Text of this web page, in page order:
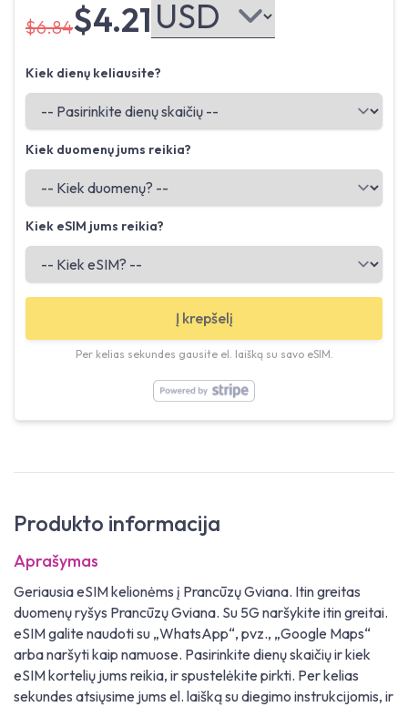
$6.84$4.21
Kiek dienų keliausite?
Kiek duomenų jums reikia?
Kiek eSIM jums reikia?
Į krepšelį
Per kelias sekundes gausite el. laišką su savo eSIM.
Produkto informacija
Aprašymas
Geriausia eSIM kelionėms į Prancūzų Gviana. Itin greitas
duomenų ryšys Prancūzų Gviana. Su 5G naršykite itin greitai.
eSIM galite naudoti su „WhatsApp“, pvz., „Google Maps“
arba naršyti kaip namuose. Pasirinkite dienų skaičių ir kiek
eSIM kortelių jums reikia, ir spustelėkite pirkti. Per kelias
sekundes atsiųsime jums el. laišką su diegimo instrukcijomis, ir